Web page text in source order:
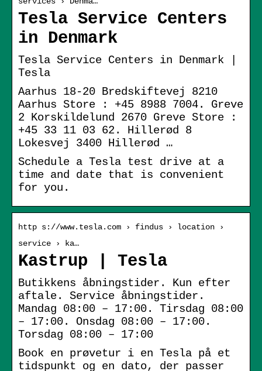
Tesla Service Centers
in Denmark
Tesla Service Centers in Denmark |
Tesla
Aarhus 18-20 Bredskiftevej 8210
Aarhus Store : +45 8988 7004. Greve
2 Korskildelund 2670 Greve Store :
+45 33 11 03 62. Hillerød 8
Lokesvej 3400 Hillerød …
Schedule a Tesla test drive at a
time and date that is convenient
for you.
http s://www.tesla.com › findus › location ›
service › ka…
Kastrup | Tesla
Butikkens åbningstider. Kun efter
aftale. Service åbningstider.
Mandag 08:00 – 17:00. Tirsdag 08:00
– 17:00. Onsdag 08:00 – 17:00.
Torsdag 08:00 – 17:00
Book en prøvetur i en Tesla på et
tidspunkt og en dato, der passer